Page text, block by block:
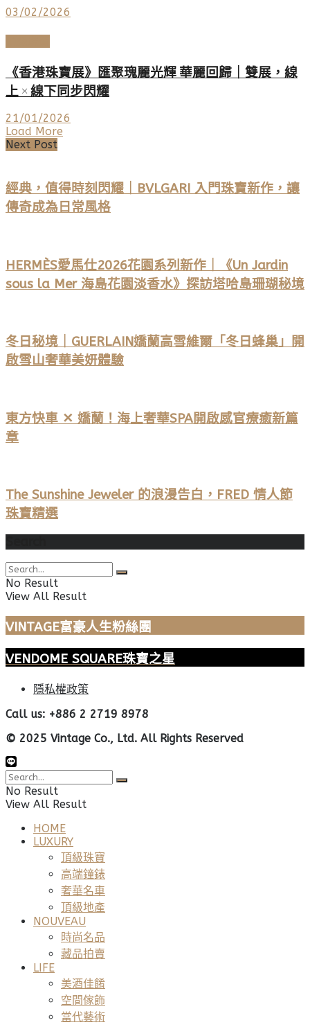
03/02/2026
《香港珠寶展》匯聚瑰麗光輝 華麗回歸｜雙展，線
上 × 線下同步閃耀
21/01/2026
Load More
Next Post
經典，值得時刻閃耀｜BVLGARI 入門珠寶新作，讓
傳奇成為日常風格
HERMÈS愛馬仕2026花園系列新作｜《Un Jardin
sous la Mer 海島花園淡香水》探訪塔哈島珊瑚秘境
冬日秘境｜GUERLAIN嬌蘭高雪維爾「冬日蜂巢」開
啟雪山奢華美妍體驗
東方快車 ✕ 嬌蘭！海上奢華SPA開啟感官療癒新篇
章
The Sunshine Jeweler 的浪漫告白，FRED 情人節
珠寶精選
No Result
View All Result
VINTAGE富豪人生粉絲團
VENDOME SQUARE珠寶之星
隱私權政策
Call us: +886 2 2719 8978
© 2025 Vintage Co., Ltd. All Rights Reserved
No Result
View All Result
HOME
LUXURY
頂級珠寶
高端鐘錶
奢華名車
頂級地產
NOUVEAU
時尚名品
藏品拍賣
LIFE
美酒佳餚
空間傢飾
當代藝術